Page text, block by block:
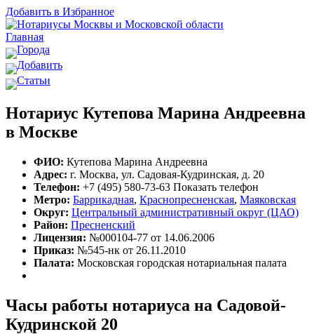
Добавить в Избранное
Главная
Города
Добавить
Статьи
Нотариус Кутепова Марина Андреевна
в Москве
ФИО: Кутепова Марина Андреевна
Адрес: г. Москва, ул. Садовая-Кудринская, д. 20
Телефон: +7 (495) 580-73-63 Показать телефон
Метро: Баррикадная, Краснопресненская, Маяковская
Округ: Центральный административный округ (ЦАО)
Район: Пресненский
Лицензия: №000104-77 от 14.06.2006
Приказ: №545-нк от 26.11.2010
Палата: Московская городская нотариальная палата
Часы работы нотариуса на Садовой-
Кудринской 20